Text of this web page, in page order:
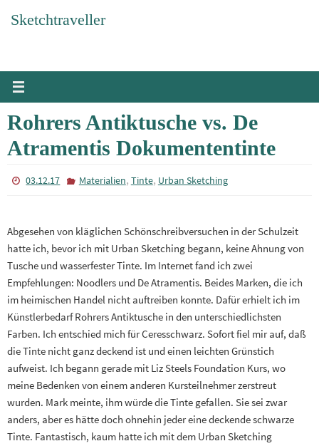
InhaltSketchtraveller
Rohrers Antiktusche vs. De
Atramentis Dokumententinte
03.12.17 Materialien, Tinte, Urban Sketching
Abgesehen von kläglichen Schönschreibversuchen in der Schulzeit
hatte ich, bevor ich mit Urban Sketching begann, keine Ahnung von
Tusche und wasserfester Tinte. Im Internet fand ich zwei
Empfehlungen: Noodlers und De Atramentis. Beides Marken, die ich
im heimischen Handel nicht auftreiben konnte. Dafür erhielt ich im
Künstlerbedarf Rohrers Antiktusche in den unterschiedlichsten
Farben. Ich entschied mich für Ceresschwarz. Sofort fiel mir auf, daß
die Tinte nicht ganz deckend ist und einen leichten Grünstich
aufweist. Ich begann gerade mit Liz Steels Foundation Kurs, wo
meine Bedenken von einem anderen Kursteilnehmer zerstreut
wurden. Mark meinte, ihm würde die Tinte gefallen. Sie sei zwar
anders, aber es hätte doch ohnehin jeder eine deckende schwarze
Tinte. Fantastisch, kaum hatte ich mit dem Urban Sketching